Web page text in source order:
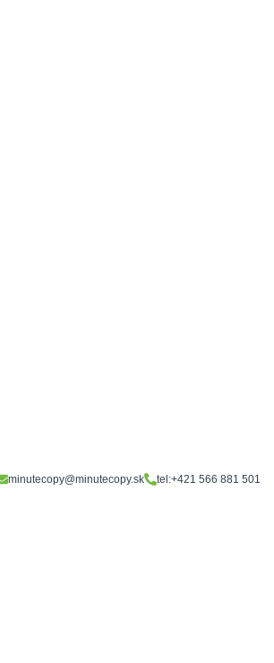
minutecopy@minutecopy.sk tel:+421 566 881 501